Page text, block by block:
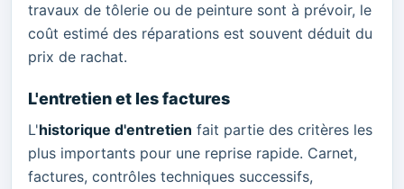
travaux de tôlerie ou de peinture sont à prévoir, le
coût estimé des réparations est souvent déduit du
prix de rachat.
L'entretien et les factures
L'historique d'entretien fait partie des critères les
plus importants pour une reprise rapide. Carnet,
factures, contrôles techniques successifs,